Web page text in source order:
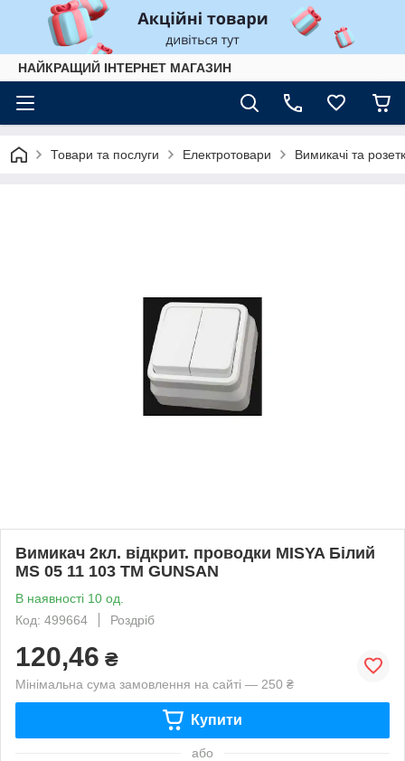
НАЙКРАЩИЙ ІНТЕРНЕТ МАГАЗИН
Товари та послуги Електротовари Вимикачі та
Вимикач 2кл. відкрит. проводки MISYA Білий
MS 05 11 103 ТМ GUNSAN
В наявності 10 од.
Код: 499664
Роздріб
120,46 ₴
Мінімальна сума замовлення на сайті — 250 ₴
Купити
або